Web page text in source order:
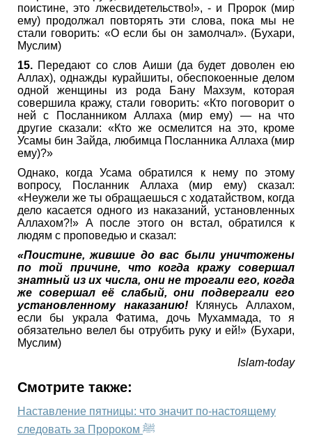
поистине, это лжесвидетельство!», - и Пророк (мир
ему) продолжал повторять эти слова, пока мы не
стали говорить: «О если бы он замолчал». (Бухари,
Муслим)
15. Передают со слов Аиши (да будет доволен ею
Аллах), однажды курайшиты, обеспокоенные делом
одной женщины из рода Бану Махзум, которая
совершила кражу, стали говорить: «Кто поговорит о
ней с Посланником Аллаха (мир ему) — на что
другие сказали: «Кто же осмелится на это, кроме
Усамы бин Зайда, любимца Посланника Аллаха (мир
ему)?»
Однако, когда Усама обратился к нему по этому
вопросу, Посланник Аллаха (мир ему) сказал:
«Неужели же ты обращаешься с ходатайством, когда
дело касается одного из наказаний, установленных
Аллахом?!» А после этого он встал, обратился к
людям с проповедью и сказал:
«Поистине, жившие до вас были уничтожены
по той причине, что когда кражу совершал
знатный из их числа, они не трогали его, когда
же совершал её слабый, они подвергали его
установленному наказанию!Клянусь Аллахом,
если бы украла Фатима, дочь Мухаммада, то я
обязательно велел бы отрубить руку и ей!» (Бухари,
Муслим)
Islam-today
Смотрите также:
Наставление пятницы: что значит по-настоящему
следовать за Пророком ﷺ